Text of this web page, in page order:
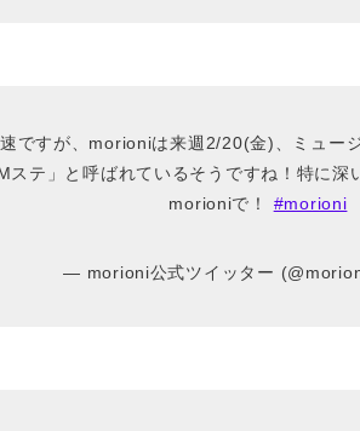
ですが、morioniは来週2/20(金)、ミュー
ステ」と呼ばれているそうですね！特に深
morioniで！ #morioni
— morioni公式ツイッター